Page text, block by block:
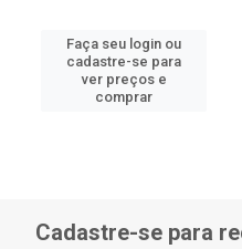
Faça seu login ou
cadastre-se para
ver preços e
comprar
Cadastre-se para